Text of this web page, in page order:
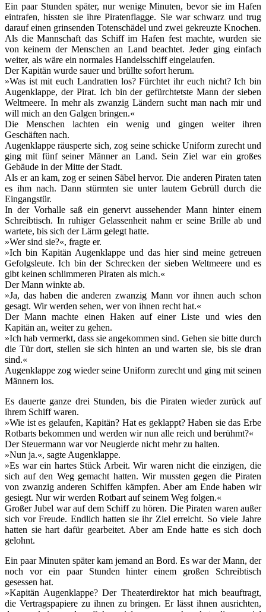
Ein paar Stunden später, nur wenige Minuten, bevor sie im Hafen
eintrafen, hissten sie ihre Piratenflagge. Sie war schwarz und trug
darauf einen grinsenden Totenschädel und zwei gekreuzte Knochen.
Als die Mannschaft das Schiff im Hafen fest machte, wurden sie
von keinem der Menschen an Land beachtet. Jeder ging einfach
weiter, als wäre ein normales Handelsschiff eingelaufen.
Der Kapitän wurde sauer und brüllte sofort herum.
»Was ist mit euch Landratten los? Fürchtet ihr euch nicht? Ich bin
Augenklappe, der Pirat. Ich bin der gefürchtetste Mann der sieben
Weltmeere. In mehr als zwanzig Ländern sucht man nach mir und
will mich an den Galgen bringen.«
Die Menschen lachten ein wenig und gingen weiter ihren
Geschäften nach.
Augenklappe räusperte sich, zog seine schicke Uniform zurecht und
ging mit fünf seiner Männer an Land. Sein Ziel war ein großes
Gebäude in der Mitte der Stadt.
Als er an kam, zog er seinen Säbel hervor. Die anderen Piraten taten
es ihm nach. Dann stürmten sie unter lautem Gebrüll durch die
Eingangstür.
In der Vorhalle saß ein genervt aussehender Mann hinter einem
Schreibtisch. In ruhiger Gelassenheit nahm er seine Brille ab und
wartete, bis sich der Lärm gelegt hatte.
»Wer sind sie?«, fragte er.
»Ich bin Kapitän Augenklappe und das hier sind meine getreuen
Gefolgsleute. Ich bin der Schrecken der sieben Weltmeere und es
gibt keinen schlimmeren Piraten als mich.«
Der Mann winkte ab.
»Ja, das haben die anderen zwanzig Mann vor ihnen auch schon
gesagt. Wir werden sehen, wer von ihnen recht hat.«
Der Mann machte einen Haken auf einer Liste und wies den
Kapitän an, weiter zu gehen.
»Ich hab vermerkt, dass sie angekommen sind. Gehen sie bitte durch
die Tür dort, stellen sie sich hinten an und warten sie, bis sie dran
sind.«
Augenklappe zog wieder seine Uniform zurecht und ging mit seinen
Männern los.
Es dauerte ganze drei Stunden, bis die Piraten wieder zurück auf
ihrem Schiff waren.
»Wie ist es gelaufen, Kapitän? Hat es geklappt? Haben sie das Erbe
Rotbarts bekommen und werden wir nun alle reich und berühmt?«
Der Steuermann war vor Neugierde nicht mehr zu halten.
»Nun ja.«, sagte Augenklappe.
»Es war ein hartes Stück Arbeit. Wir waren nicht die einzigen, die
sich auf den Weg gemacht hatten. Wir mussten gegen die Piraten
von zwanzig anderen Schiffen kämpfen. Aber am Ende haben wir
gesiegt. Nur wir werden Rotbart auf seinem Weg folgen.«
Großer Jubel war auf dem Schiff zu hören. Die Piraten waren außer
sich vor Freude. Endlich hatten sie ihr Ziel erreicht. So viele Jahre
hatten sie hart dafür gearbeitet. Aber am Ende hatte es sich doch
gelohnt.
Ein paar Minuten später kam jemand an Bord. Es war der Mann, der
noch vor ein paar Stunden hinter einem großen Schreibtisch
gesessen hat.
»Kapitän Augenklappe? Der Theaterdirektor hat mich beauftragt,
die Vertragspapiere zu ihnen zu bringen. Er lässt ihnen ausrichten,